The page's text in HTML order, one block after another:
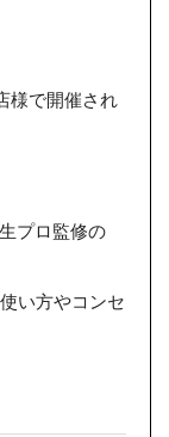
様で開催され
プロ監修の
い方やコンセ